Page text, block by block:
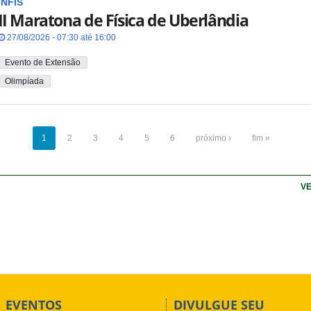
Maratona de Física de Uberlândia
27/08/2026 - 07:30 até 16:00
Evento de Extensão
Olimpíada
1 2 3 4 5 6 próximo › fim »
EVENTOS DIVULGUE SEU